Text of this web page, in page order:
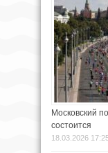
Московский
состоится
18.03.2026